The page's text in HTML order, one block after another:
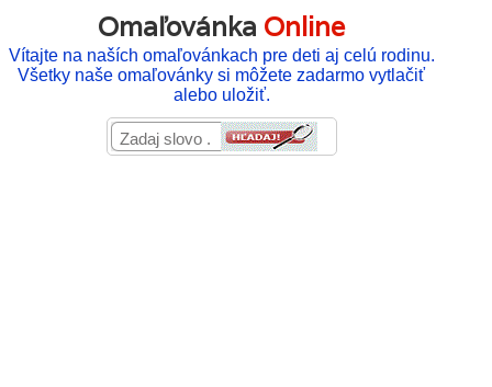
Omaľovánka Online
Vítajte na naších omaľovánkach pre deti aj celú rodinu.
Všetky naše omaľovánky si môžete zadarmo vytlačiť
alebo uložiť.